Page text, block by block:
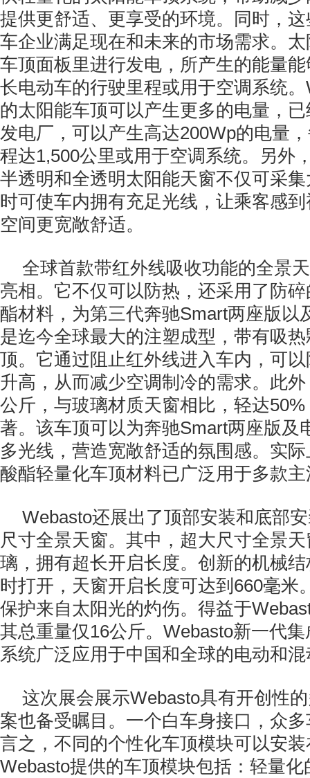
提供更舒适、更享受的环境。同时，
车企业满足现在和未来的市场需求。
车顶面板里进行发电，所产生的能量
长电动车的行驶里程或用于空调系统
的太阳能车顶可以产生更多的电量，
发电厂，可以产生高达200Wp的电量
程达1,500公里或用于空调系统。另外
半透明和全透明太阳能天窗不仅可采
时可使车内拥有充足光线，让乘客感
空间更宽敞舒适。
全球首款带红外线吸收功能的全景
亮相。它不仅可以防热，还采用了防
酯材料，为第三代奔驰Smart两座版以
是迄今全球最大的注塑成型，带有吸
顶。它通过阻止红外线进入车内，可
升高，从而减少空调制冷的需求。此
公斤，与玻璃材质天窗相比，轻达
著。该车顶可以为奔驰Smart两座版及
多光线，营造宽敞舒适的氛围感。实
酸酯轻量化车顶材料已广泛用于多款
Webasto还展出了顶部安装和底部
尺寸全景天窗。其中，超大尺寸全景
璃，拥有超长开启长度。创新的机械
时打开，天窗开启长度可达到660毫米
保护来自太阳光的灼伤。得益于
其总重量仅16公斤。Webasto新一代
系统广泛应用于中国和全球的电动和
这次展会展示Webasto具有开创性
案也备受瞩目。一个白车身接口，众
言之，不同的个性化车顶模块可以安
Webasto提供的车顶模块包括：轻量